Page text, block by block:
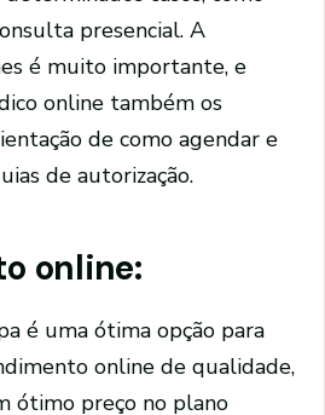
presencial. A
é muito importante, e
online também os
de como agendar e
de autorização.
online:
é uma ótima opção para
online de qualidade,
ótimo preço no plano